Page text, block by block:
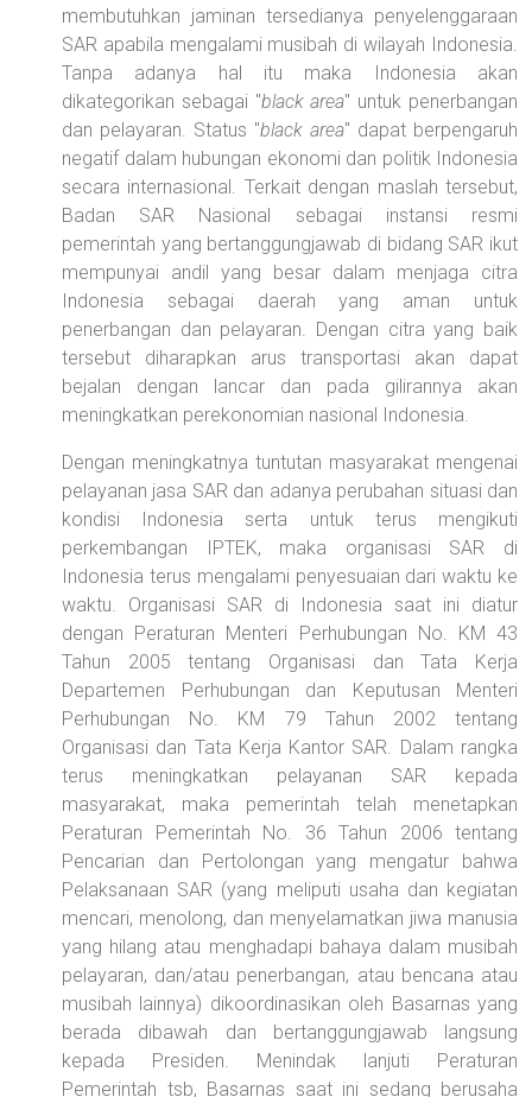
membutuhkan jaminan tersedianya penyelenggaraan
SAR apabila mengalami musibah di wilayah Indonesia.
Tanpa adanya hal itu maka Indonesia akan
dikategorikan sebagai "black area" untuk penerbangan
dan pelayaran. Status "black area" dapat berpengaruh
negatif dalam hubungan ekonomi dan politik Indonesia
secara internasional. Terkait dengan maslah tersebut,
Badan SAR Nasional sebagai instansi resmi
pemerintah yang bertanggungjawab di bidang SAR ikut
mempunyai andil yang besar dalam menjaga citra
Indonesia sebagai daerah yang aman untuk
penerbangan dan pelayaran. Dengan citra yang baik
tersebut diharapkan arus transportasi akan dapat
bejalan dengan lancar dan pada gilirannya akan
meningkatkan perekonomian nasional Indonesia.
Dengan meningkatnya tuntutan masyarakat mengenai
pelayanan jasa SAR dan adanya perubahan situasi dan
kondisi Indonesia serta untuk terus mengikuti
perkembangan IPTEK, maka organisasi SAR di
Indonesia terus mengalami penyesuaian dari waktu ke
waktu. Organisasi SAR di Indonesia saat ini diatur
dengan Peraturan Menteri Perhubungan No. KM 43
Tahun 2005 tentang Organisasi dan Tata Kerja
Departemen Perhubungan dan Keputusan Menteri
Perhubungan No. KM 79 Tahun 2002 tentang
Organisasi dan Tata Kerja Kantor SAR. Dalam rangka
terus meningkatkan pelayanan SAR kepada
masyarakat, maka pemerintah telah menetapkan
Peraturan Pemerintah No. 36 Tahun 2006 tentang
Pencarian dan Pertolongan yang mengatur bahwa
Pelaksanaan SAR (yang meliputi usaha dan kegiatan
mencari, menolong, dan menyelamatkan jiwa manusia
yang hilang atau menghadapi bahaya dalam musibah
pelayaran, dan/atau penerbangan, atau bencana atau
musibah lainnya) dikoordinasikan oleh Basarnas yang
berada dibawah dan bertanggungjawab langsung
kepada Presiden. Menindak lanjuti Peraturan
Pemerintah tsb, Basarnas saat ini sedang berusaha